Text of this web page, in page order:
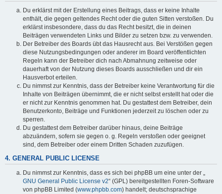
Du erklärst mit der Erstellung eines Beitrags, dass er keine Inhalte
enthält, die gegen geltendes Recht oder die guten Sitten verstoßen. Du
erklärst insbesondere, dass du das Recht besitzt, die in deinen
Beiträgen verwendeten Links und Bilder zu setzen bzw. zu verwenden.
Der Betreiber des Boards übt das Hausrecht aus. Bei Verstößen gegen
diese Nutzungsbedingungen oder anderer im Board veröffentlichten
Regeln kann der Betreiber dich nach Abmahnung zeitweise oder
dauerhaft von der Nutzung dieses Boards ausschließen und dir ein
Hausverbot erteilen.
Du nimmst zur Kenntnis, dass der Betreiber keine Verantwortung für die
Inhalte von Beiträgen übernimmt, die er nicht selbst erstellt hat oder die
er nicht zur Kenntnis genommen hat. Du gestattest dem Betreiber, dein
Benutzerkonto, Beiträge und Funktionen jederzeit zu löschen oder zu
sperren.
Du gestattest dem Betreiber darüber hinaus, deine Beiträge
abzuändern, sofern sie gegen o. g. Regeln verstoßen oder geeignet
sind, dem Betreiber oder einem Dritten Schaden zuzufügen.
4. GENERAL PUBLIC LICENSE
Du nimmst zur Kenntnis, dass es sich bei phpBB um eine unter der „
GNU General Public License v2“ (GPL) bereitgestellten Foren-Software
von phpBB Limited (www.phpbb.com) handelt; deutschsprachige